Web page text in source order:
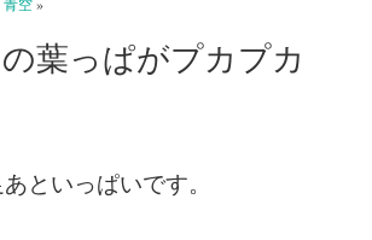
葉っぱがプカプカ
といっぱいです。